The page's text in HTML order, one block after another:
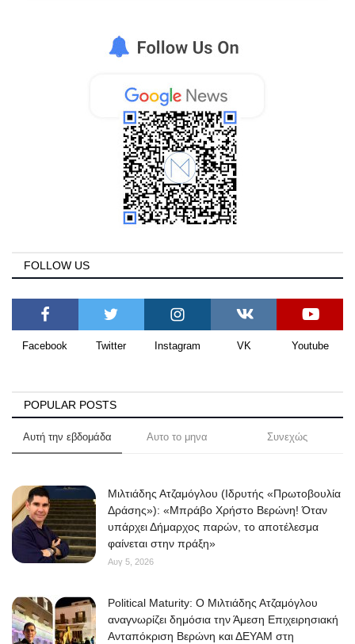
FOLLOW US
Facebook Twitter Instagram VK Youtube
POPULAR POSTS
Αυτή την εβδομάδα Αυτο το μηνα Συνεχώς
Μιλτιάδης Ατζαμόγλου (Ιδρυτής «Πρωτοβουλία
Δράσης»): «Μπράβο Χρήστο Βερώνη! Όταν
υπάρχει Δήμαρχος παρών, το αποτέλεσμα
φαίνεται στην πράξη»
Αυγ 5, 2026
Political Maturity: Ο Μιλτιάδης Ατζαμόγλου
αναγνωρίζει δημόσια την Άμεση Επιχειρησιακή
Ανταπόκριση Βερώνη και ΔΕΥΑΜ στη